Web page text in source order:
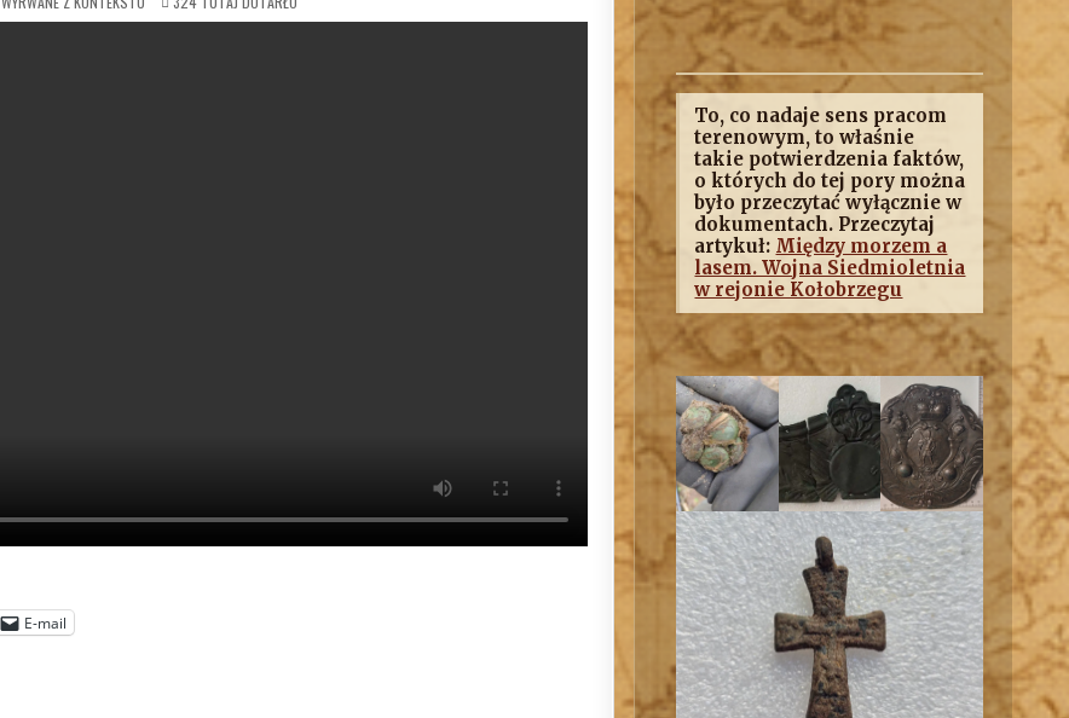
W
E-mail
To, co nadaje sens pracom
terenowym, to właśnie
takie potwierdzenia faktów,
o których do tej pory można
było przeczytać wyłącznie w
dokumentach. Przeczytaj
artykuł: Między morzem a
lasem. Wojna Siedmioletnia
w rejonie Kołobrzegu